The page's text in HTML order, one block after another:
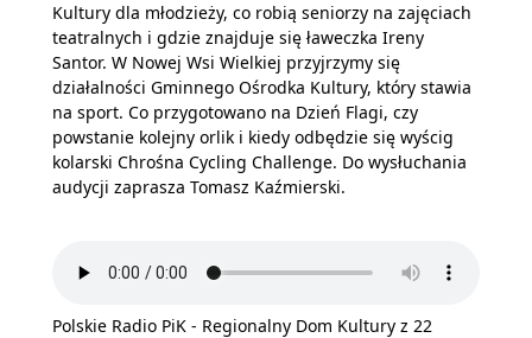
Kultury dla młodzieży, co robią seniorzy na zajęciach
teatralnych i gdzie znajduje się ławeczka Ireny
Santor. W Nowej Wsi Wielkiej przyjrzymy się
działalności Gminnego Ośrodka Kultury, który stawia
na sport. Co przygotowano na Dzień Flagi, czy
powstanie kolejny orlik i kiedy odbędzie się wyścig
kolarski Chrośna Cycling Challenge. Do wysłuchania
audycji zaprasza Tomasz Kaźmierski.
Polskie Radio PiK - Regionalny Dom Kultury z 22